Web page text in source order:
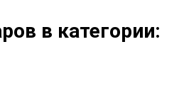
в категории: